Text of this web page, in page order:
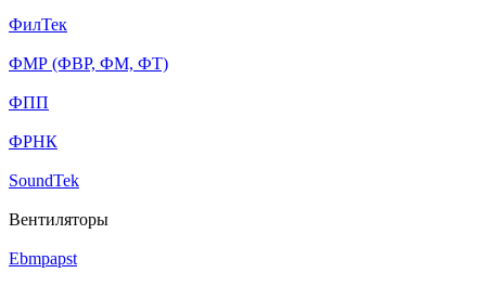
ФилТек
ФМР (ФВР, ФМ, ФТ)
ФПП
ФРНК
SoundTek
Вентиляторы
Ebmpapst